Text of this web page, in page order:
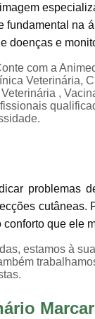
Exame
Exames
fundamental na
doenças e
com a
Veterinária,
,
problemas
cutâneas.
que ele
estamos à